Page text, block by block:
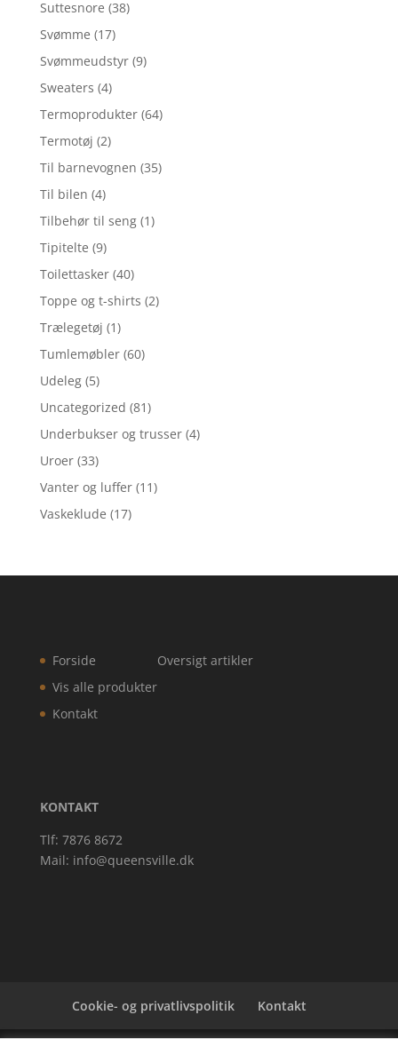
Suttesnore (38)
Svømme (17)
Svømmeudstyr (9)
Sweaters (4)
Termoprodukter (64)
Termotøj (2)
Til barnevognen (35)
Til bilen (4)
Tilbehør til seng (1)
Tipitelte (9)
Toilettasker (40)
Toppe og t-shirts (2)
Trælegetøj (1)
Tumlemøbler (60)
Udeleg (5)
Uncategorized (81)
Underbukser og trusser (4)
Uroer (33)
Vanter og luffer (11)
Vaskeklude (17)
Forside
Vis alle produkter
Kontakt
Oversigt artikler
KONTAKT
Tlf: 7876 8672
Mail: info@queensville.dk
Cookie- og privatlivspolitik Kontakt